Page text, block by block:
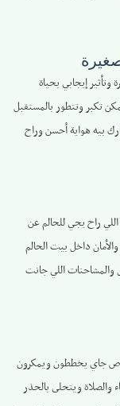
إيجابي بحياة
تكبر وتتطور بالمستقبل
بيه هواية أحسن وراح
اللي راح يجي للحالم عن
داخل بيت الحالم
والمشاحنات اللي جانت
جاي يخططون ويمكرون
والصلاة ويتحلى بالحذر